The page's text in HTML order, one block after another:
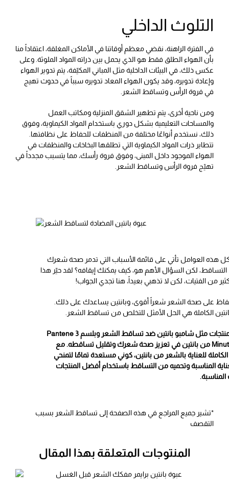
التلوث الداخلي
في الفترة الراهنة، نقضي معظم أوقاتنا في الأماكن المغلقة، اعتقاداً منا
بأن الهواء الطلق فقط هو الذي يحمل بين ذراته المواد الملوثة. وعلى
عكس ذلك، في البيئات الداخلية مثل المباني المكيّفة، يتم تدوير الهواء
وإعادة تدويره، وقد يكون الهواء المعاد تدويره سبباً في حدوث تهيج
في فروة الرأس وتساقط الشعر.
ومن ناحية أخرى، يتم تطهير الشقق المنزلية ومكاتب العمل
والمساحات التعليمية بشكل دوري باستخدام المواد الكيماوية، وفوق
ذلك، نستخدم أنواعًا مختلفة من المنظفات للحفاظ على نظافتها.
تتطاير ذرات المواد الكيماوية التي تطلقها البخاخات والمنظفات في
الهواء الموجود داخل المبنى، وفوق فروة رأسك، مما يتسبب مجدداً في
تهيّج فروة الرأس وتساقط الشعر.
هذه العوامل تأتي على قائمة الأسباب التي تدمر صحة شعرك
التساقط، لكن السؤال الأهم هو، كيف يمكنك إيقافه؟ لقد حيّر هذا
من الفتيات، لكن لا تذهبي بعيداً، هنا تجدي الجواب!
على صحة الشعر شعراً أقوى، وبانتين يساعدك على ذلك.
الكاملة هي الحل الأمثل للتخلص من تساقط الشعر.
مثل شامبوبانتين ضد تساقط الشعر
وبلسم Pantene 3
Minute Miracle من بانتين في تعزيز صحة شعرك وتقليل تساقطه. مع
للعناية بالشعر من بانتين، كوني مستعدة تمامًا لتمنحي
المناسبة وتحميه من التساقط باستخدام أفضل المنتجات
المناسبة.
*تشير جميع المراجع في هذه الصفحة إلى تساقط الشعر بسبب
التقصف
المنتوجات المتعلقة بهذا المقال